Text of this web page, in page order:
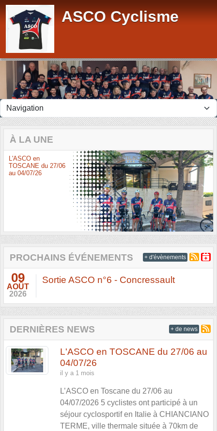
ASCO Cyclisme
À LA UNE
L'ASCO en
TOSCANE du 27/06
au 04/07/26
Next
PROCHAINS ÉVÉNEMENTS
09
AOÛT
2026
Sortie ASCO n°6 - Concressault
+ d'évènements
DERNIÈRES NEWS
L'ASCO en TOSCANE du 27/06 au
04/07/26
il y a 1 mois
L’ASCO en Toscane du 27/06 au
04/07/2026 5 cyclistes ont participé à un
séjour cyclosportif en Italie à CHIANCIANO
TERME, ville thermale située à 70km de
+ de news
Panneau de gestion des cookies